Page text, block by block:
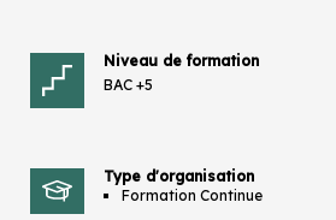
Niveau de formation
BAC +5
Type d'organisation
Formation Continue